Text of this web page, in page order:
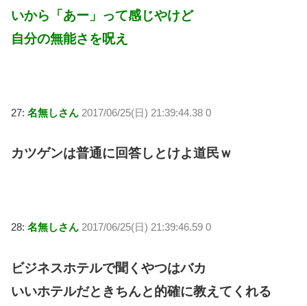
いから「あー」って感じやけど
自分の無能さを呪え
27: 名無しさん 2017/06/25(日) 21:39:44.38 0
カツゲンは普通に回答しとけよ道民ｗ
28: 名無しさん 2017/06/25(日) 21:39:46.59 0
ビジネスホテルで聞くやつはバカ
いいホテルだときちんと的確に教えてくれる